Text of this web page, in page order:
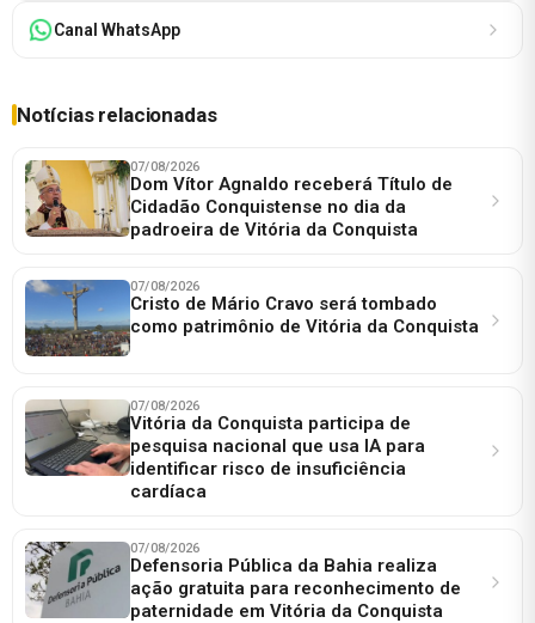
Canal WhatsApp
Notícias relacionadas
07/08/2026
Dom Vítor Agnaldo receberá Título de
Cidadão Conquistense no dia da
padroeira de Vitória da Conquista
07/08/2026
Cristo de Mário Cravo será tombado
como patrimônio de Vitória da Conquista
07/08/2026
Vitória da Conquista participa de
pesquisa nacional que usa IA para
identificar risco de insuficiência
cardíaca
07/08/2026
Defensoria Pública da Bahia realiza
ação gratuita para reconhecimento de
paternidade em Vitória da Conquista